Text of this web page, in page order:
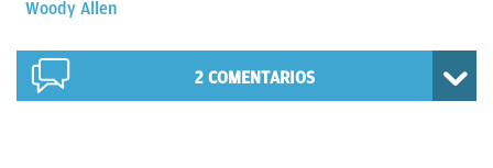
Woody Allen
2 COMENTARIOS